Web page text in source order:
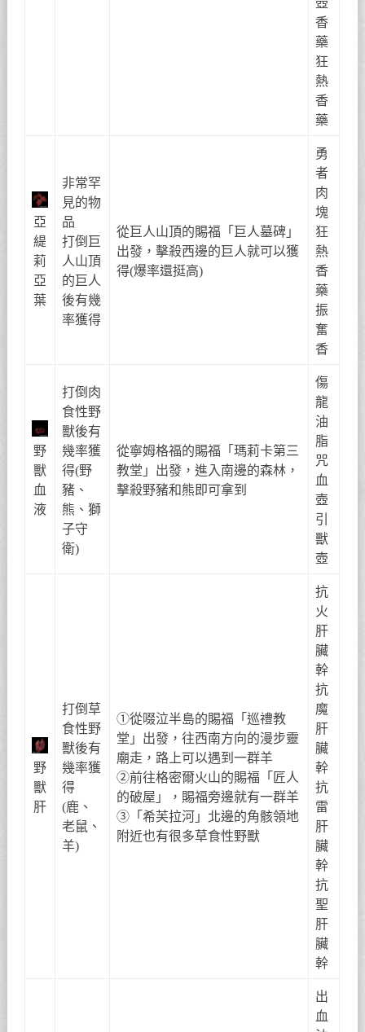
香
藥
狂
熱
香
藥
亞
緹
莉
亞
葉
非常罕
見的物
品
打倒巨
人山頂
的巨人
後有幾
率獲得
從巨人山頂的賜福「巨人墓碑」
出發，擊殺西邊的巨人就可以獲
得(爆率還挺高)
勇
者
肉
塊
狂
熱
香
藥
振
奮
香
野
獸
血
液
打倒肉
食性野
獸後有
幾率獲
得(野
豬、
熊、獅
子守
衛)
從寧姆格福的賜福「瑪莉卡第三
教堂」出發，進入南邊的森林，
擊殺野豬和熊即可拿到
傷
龍
油
脂
咒
血
壺
引
獸
壺
野
獸
肝
打倒草
食性野
獸後有
幾率獲
得
(鹿、
老鼠、
羊)
①從啜泣半島的賜福「巡禮教
堂」出發，往西南方向的漫步靈
廟走，路上可以遇到一群羊
②前往格密爾火山的賜福「匠人
的破屋」，賜福旁邊就有一群羊
③「希芙拉河」北邊的角骸領地
附近也有很多草食性野獸
抗
火
肝
臟
幹
抗
魔
肝
臟
幹
抗
雷
肝
臟
幹
抗
聖
肝
臟
幹
出
血